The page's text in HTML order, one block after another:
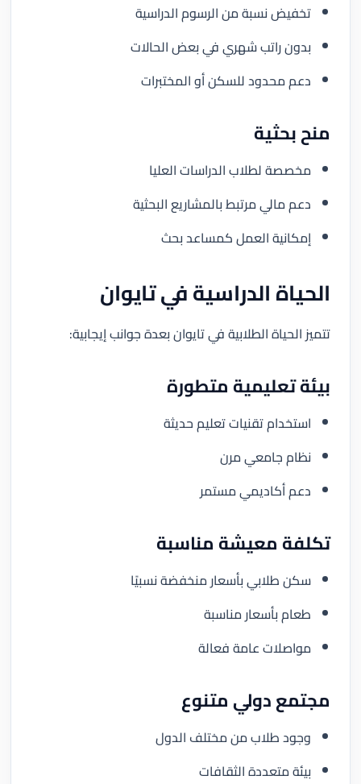
تخفيض نسبة من الرسوم الدراسية
بدون راتب شهري في بعض الحالات
دعم محدود للسكن أو المختبرات
منح بحثية
مخصصة لطلاب الدراسات العليا
دعم مالي مرتبط بالمشاريع البحثية
إمكانية العمل كمساعد بحث
الحياة الدراسية في تايوان
تتميز الحياة الطلابية في تايوان بعدة جوانب إيجابية:
بيئة تعليمية متطورة
استخدام تقنيات تعليم حديثة
نظام جامعي مرن
دعم أكاديمي مستمر
تكلفة معيشة مناسبة
سكن طلابي بأسعار منخفضة نسبيًا
طعام بأسعار مناسبة
مواصلات عامة فعالة
مجتمع دولي متنوع
وجود طلاب من مختلف الدول
بيئة متعددة الثقافات